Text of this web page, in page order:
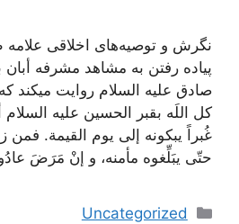
نگرش و توصیه‌های اخلاقی علامه
پیاده رفتن به مشاهد مشرفه أبان
صادق علیه السلام روایت
کل اللَه بقبر الحسین علیه السلام
غُبراً یبکونه إلى یوم القیمة. فمن
حتّى یبَلِّغوه مأمنه، و إنْ مَرَضَ
دسته‌ها
Uncategorized